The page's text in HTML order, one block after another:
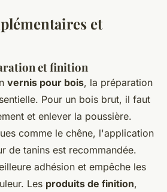
et
et finition
vernis pour bois, la préparation
Pour un bois brut, il faut
et enlever la poussière.
comme le chêne, l'application
de tanins est recommandée.
adhésion et empêche les
Les produits de finition,